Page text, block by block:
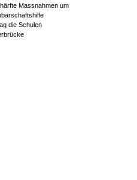
Massnahmen um
die Schulen